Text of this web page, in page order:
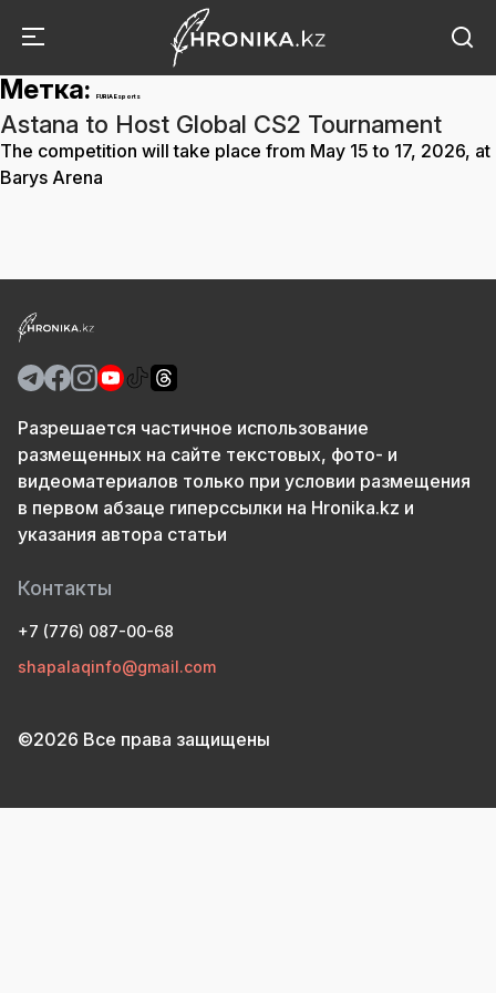
Метка: FURIA Esports
Astana to Host Global CS2 Tournament
The competition will take place from May 15 to 17, 2026, at
Barys Arena
Разрешается частичное использование
размещенных на сайте текстовых, фото- и
видеоматериалов только при условии размещения
в первом абзаце гиперссылки на Hronika.kz и
указания автора статьи
Контакты
+7 (776) 087-00-68
shapalaqinfo@gmail.com
©2026 Все права защищены